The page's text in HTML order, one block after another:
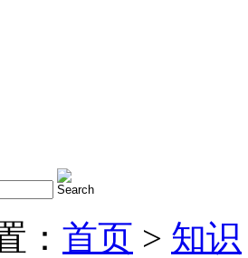
： 首页 > 知识